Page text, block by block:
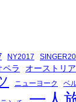
NY2017
ペラ オーストリア
ニューヨーク ベ